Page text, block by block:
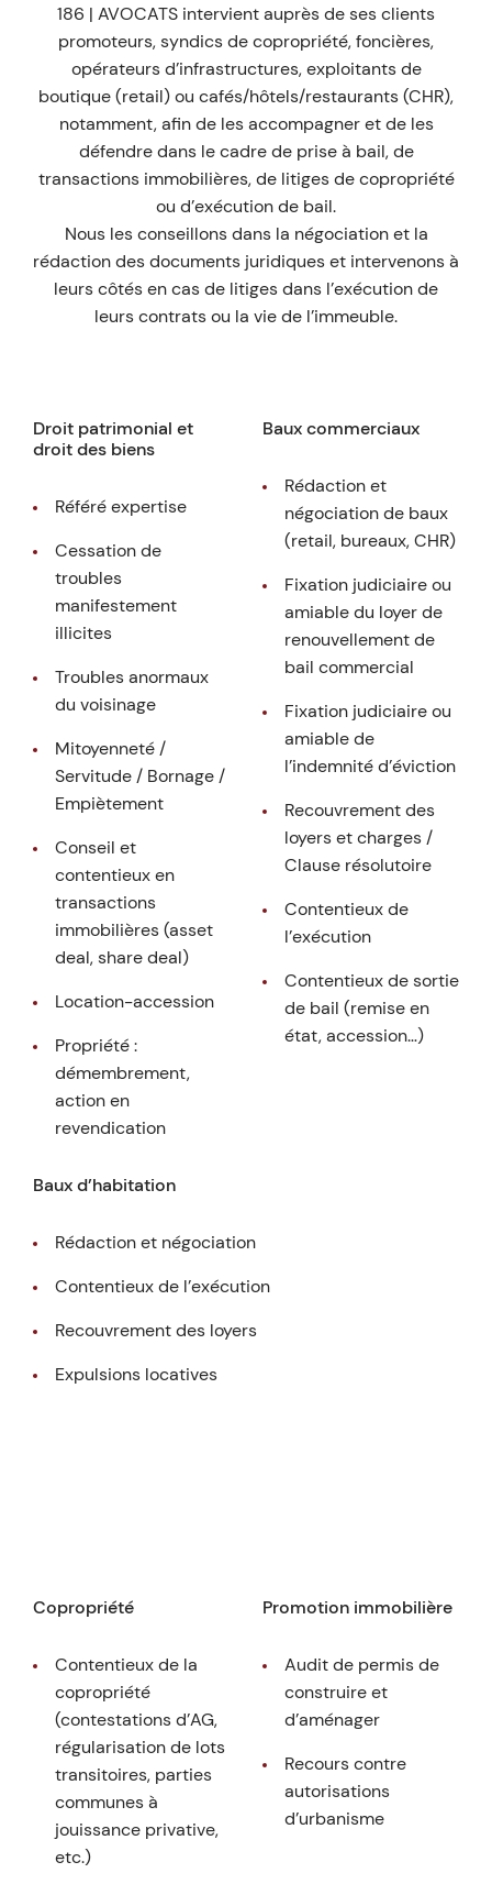
186 | AVOCATS intervient auprès de ses clients
promoteurs, syndics de copropriété, foncières,
opérateurs d’infrastructures, exploitants de
boutique (retail) ou cafés/hôtels/restaurants (CHR),
notamment, afin de les accompagner et de les
défendre dans le cadre de prise à bail, de
transactions immobilières, de litiges de copropriété
ou d’exécution de bail.
Nous les conseillons dans la négociation et la
rédaction des documents juridiques et intervenons à
leurs côtés en cas de litiges dans l’exécution de
leurs contrats ou la vie de l’immeuble.
Droit patrimonial et
droit des biens
Référé expertise
Cessation de
troubles
manifestement
illicites
Troubles anormaux
du voisinage
Mitoyenneté /
Servitude / Bornage /
Empiètement
Conseil et
contentieux en
transactions
immobilières (asset
deal, share deal)
Location-accession
Propriété :
démembrement,
action en
revendication
Baux commerciaux
Rédaction et
négociation de baux
(retail, bureaux, CHR)
Fixation judiciaire ou
amiable du loyer de
renouvellement de
bail commercial
Fixation judiciaire ou
amiable de
l’indemnité d’éviction
Recouvrement des
loyers et charges /
Clause résolutoire
Contentieux de
l’exécution
Contentieux de sortie
de bail (remise en
état, accession…)
Baux d’habitation
Rédaction et négociation
Contentieux de l’exécution
Recouvrement des loyers
Expulsions locatives
Copropriété
Contentieux de la
copropriété
(contestations d’AG,
régularisation de lots
transitoires, parties
communes à
jouissance privative,
etc.)
Promotion immobilière
Audit de permis de
construire et
d’aménager
Recours contre
autorisations
d’urbanisme